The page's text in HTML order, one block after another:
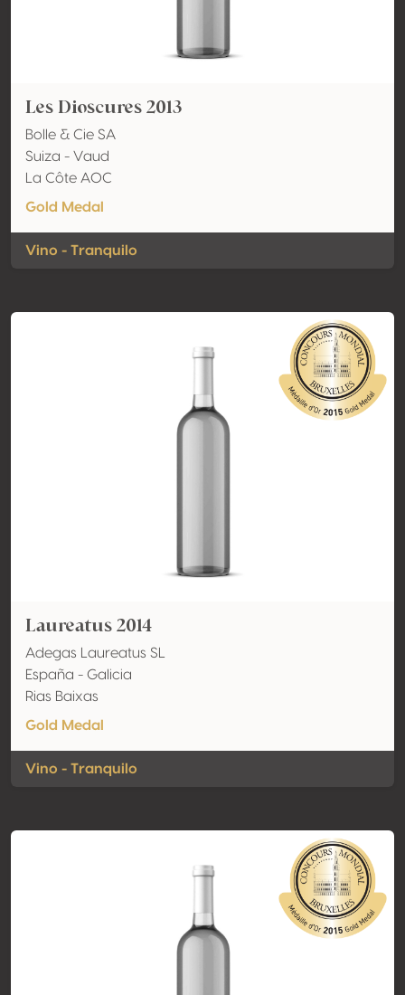
Les Dioscures 2013
Bolle & Cie SA
Suiza - Vaud
La Côte AOC
Gold Medal
Vino - Tranquilo
Laureatus 2014
Adegas Laureatus SL
España - Galicia
Rias Baixas
Gold Medal
Vino - Tranquilo